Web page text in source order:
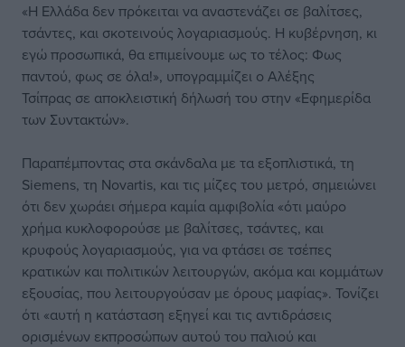
«Η Ελλάδα δεν πρόκειται να αναστενάζει σε βαλίτσες,
τσάντες, και σκοτεινούς λογαριασμούς. Η κυβέρνηση, κι
εγώ προσωπικά, θα επιμείνουμε ως το τέλος: Φως
παντού, φως σε όλα!», υπογραμμίζει ο Αλέξης
Τσίπρας σε αποκλειστική δήλωσή του στην «Εφημερίδα
των Συντακτών».
Παραπέμποντας στα σκάνδαλα με τα εξοπλιστικά, τη
Siemens, τη Novartis, και τις μίζες του μετρό, σημειώνει
ότι δεν χωράει σήμερα καμία αμφιβολία «ότι μαύρο
χρήμα κυκλοφορούσε με βαλίτσες, τσάντες, και
κρυφούς λογαριασμούς, για να φτάσει σε τσέπες
κρατικών και πολιτικών λειτουργών, ακόμα και κομμάτων
εξουσίας, που λειτουργούσαν με όρους μαφίας». Τονίζει
ότι «αυτή η κατάσταση εξηγεί και τις αντιδράσεις
ορισμένων εκπροσώπων αυτού του παλιού και